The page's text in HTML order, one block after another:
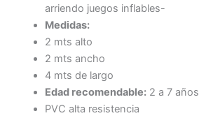
arriendo juegos inflables-
Medidas:
2 mts alto
2 mts ancho
4 mts de largo
Edad recomendable:2 a 7 años
PVC alta resistencia